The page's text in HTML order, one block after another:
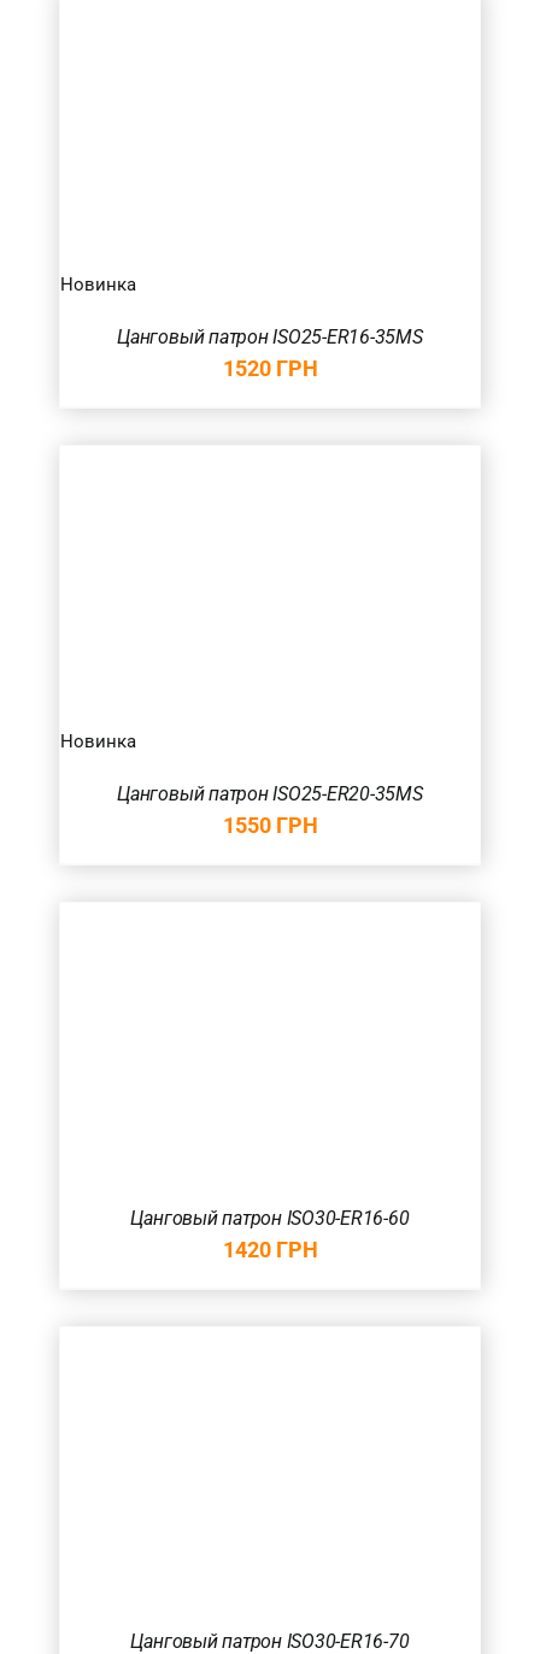
Новинка
Цанговый патрон ISO25-ER16-35MS
1520 ГРН
Новинка
Цанговый патрон ISO25-ER20-35MS
1550 ГРН
Цанговый патрон ISO30-ER16-60
1420 ГРН
Цанговый патрон ISO30-ER16-70